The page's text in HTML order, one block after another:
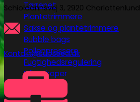
Tørrenet
Plantetrimmere
Sakse og plantetrimmere
Bubble bags
Pollenpressere
Fugtighedsregulering
Mikroskoper
Schioldannsvej 3, 2920 Charlottenlund
Kontakt@subseed.dk